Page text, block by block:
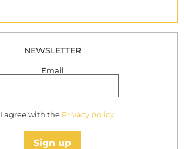
NEWSLETTER
Email
I agree with the Privacy policy
Sign up